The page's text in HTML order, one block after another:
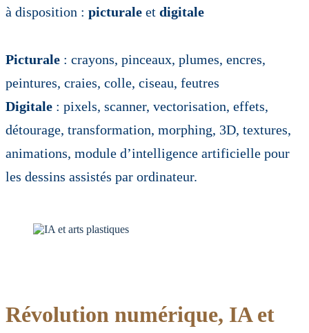
à disposition : picturale et digitale
Picturale : crayons, pinceaux, plumes, encres,
peintures, craies, colle, ciseau, feutres
Digitale : pixels, scanner, vectorisation, effets,
détourage, transformation, morphing, 3D, textures,
animations, module d’intelligence artificielle pour
les dessins assistés par ordinateur.
Révolution numérique, IA et